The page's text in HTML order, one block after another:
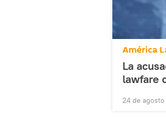
América
La
lawfare
24 de